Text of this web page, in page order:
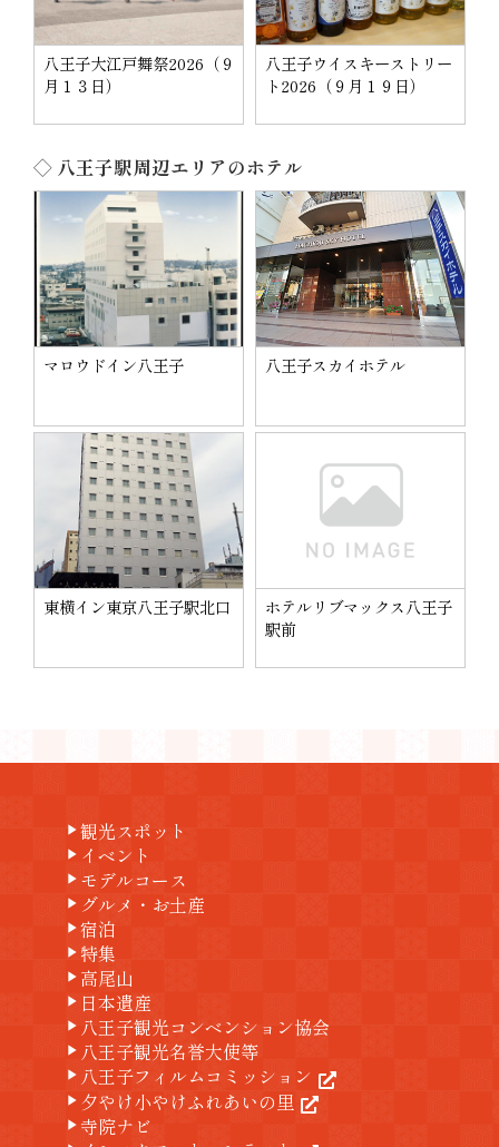
八王子大江戸舞祭2026（９
月１３日）
八王子ウイスキーストリー
ト2026（９月１９日）
◇ 八王子駅周辺エリアのホテル
マロウドイン八王子 八王子スカイホテル
東横イン東京八王子駅北口
ホテルリブマックス八王子
駅前
play_arrow観光スポット
play_arrow イベント
play_arrow モデルコース
play_arrow グルメ・お土産
play_arrow宿泊
play_arrow 特集
play_arrow 高尾山
play_arrow 日本遺産
play_arrow 八王子観光コンベンション協会
play_arrow 八王子観光名誉大使等
play_arrow 八王子フィルムコミッション
play_arrow 夕やけ小やけふれあいの里
play_arrow 寺院ナビ